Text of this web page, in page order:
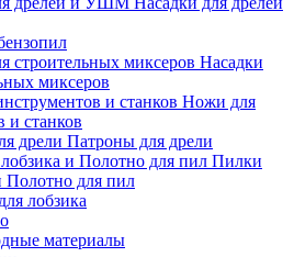
Насадки
миксеров
Ножи для
и станков
Патроны для дрели
Пилки
Полотно для пил
лобзика
материалы